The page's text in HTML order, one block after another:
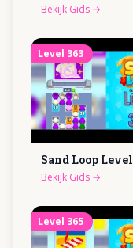
Bekijk Gids →
Level 363
Sand Loop Level
Bekijk Gids →
Level 365